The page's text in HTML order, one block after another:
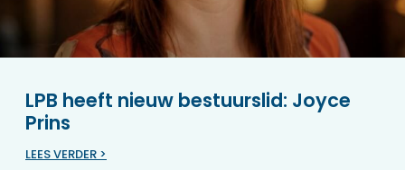
LPB heeft nieuw bestuurslid: Joyce
Prins
LEES VERDER >